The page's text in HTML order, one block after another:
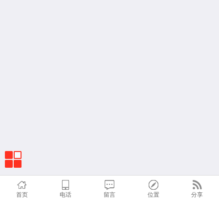
首页 电话 留言 位置 分享